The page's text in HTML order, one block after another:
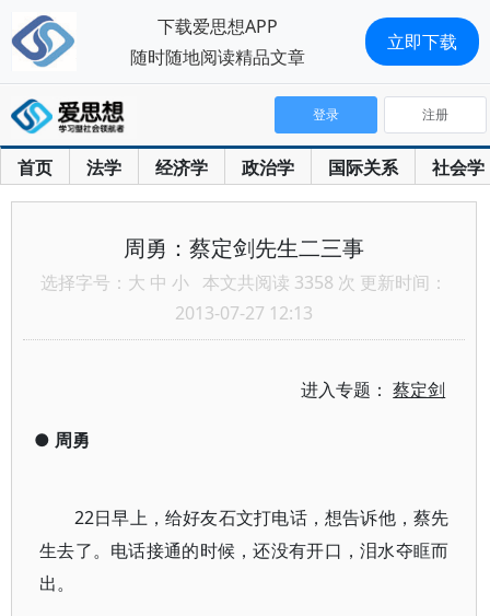
首页 法学 经济学 政治学 国际关系 社会学
登录 注册
周勇：蔡定剑先生二三事
选择字号： 大 中 小 本文共阅读 3358 次 更新时间：
2013-07-27 12:13
进入专题：蔡定剑
● 周勇
22日早上，给好友石文打电话，想告诉他，蔡先
生去了。电话接通的时候，还没有开口，泪水夺眶而
出。
下载爱思想APP
随时随地阅读精品文章
立即下载